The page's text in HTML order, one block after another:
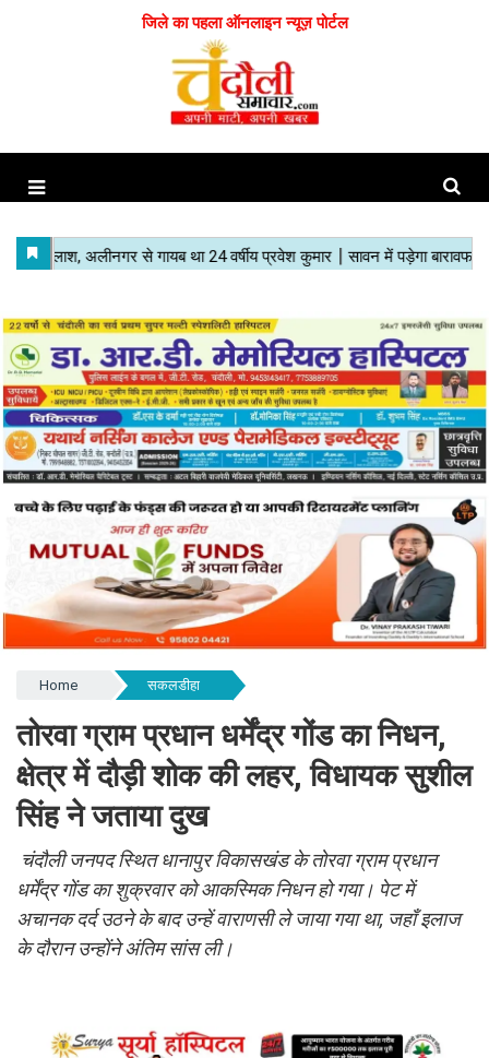
जिले का पहला ऑनलाइन न्यूज़ पोर्टल
Home सकलडीहा
तोरवा ग्राम प्रधान धर्मेंद्र गोंड का निधन,
क्षेत्र में दौड़ी शोक की लहर, विधायक सुशील
सिंह ने जताया दुख
चंदौली जनपद स्थित धानापुर विकासखंड के तोरवा ग्राम प्रधान
धर्मेंद्र गोंड का शुक्रवार को आकस्मिक निधन हो गया। पेट में
अचानक दर्द उठने के बाद उन्हें वाराणसी ले जाया गया था, जहाँ इलाज
के दौरान उन्होंने अंतिम सांस ली।